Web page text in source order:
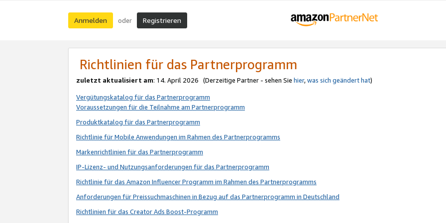
Anmelden oder Registrieren
Richtlinien für das Partnerprogramm
zuletzt aktualisiert am: 14. April 2026 (Derzeitige Partner - sehen Sie hier,was sich geändert hat)
Vergütungskatalog für das Partnerprogramm
Voraussetzungen für die Teilnahme am Partnerprogramm
Produktkatalog für das Partnerprogramm
Richtlinie für Mobile Anwendungen im Rahmen des Partnerprogramms
Markenrichtlinien für das Partnerprogramm
IP-Lizenz- und Nutzungsanforderungen für das Partnerprogramm
Richtlinie für das Amazon Influencer Programm im Rahmen des Partnerprogramms
Anforderungen für Preissuchmaschinen in Bezug auf das Partnerprogramm in Deutschland
Richtlinien für das Creator Ads Boost-Programm